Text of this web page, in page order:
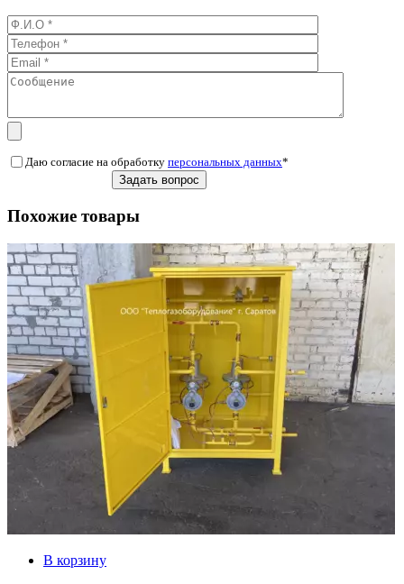
Даю согласие на обработку персональных данных*
Похожие товары
В корзину